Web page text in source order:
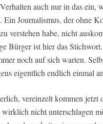
auch nur in das ein,
Ein Journalismus, der ohne
verstehen habe, nicht
Bürger ist hier das
noch auf sich warten.
eigentlich endlich einmal
vereinzelt kommen jetzt
nicht unterschlagen